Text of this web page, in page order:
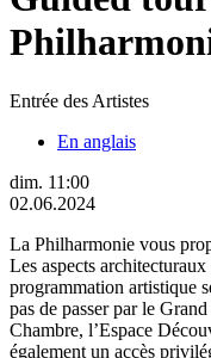
Entrée des Artistes
En anglais
dim. 11:00
02.06.2024
La Philharmonie vous
Les aspects
programmation artistique
pas de passer par le
Chambre, l’Espace
également un accès